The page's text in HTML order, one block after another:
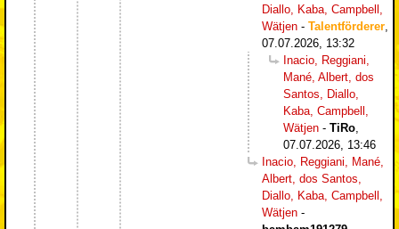
Diallo, Kaba, Campbell,
Wätjen - Talentförderer
07.07.2026, 13:32
Inacio, Reggiani,
Mané, Albert, dos
Santos, Diallo,
Kaba, Campbell,
Wätjen - TiRo
07.07.2026, 13:46
Inacio, Reggiani, Mané,
Albert, dos Santos,
Diallo, Kaba, Campbell,
Wätjen -